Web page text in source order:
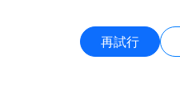
再試行